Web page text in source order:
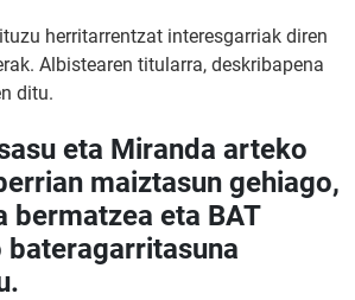
herritarrentzat interesgarriak diren
Albistearen titularra, deskribapena
ditu.
eta Miranda arteko
maiztasun gehiago,
bermatzea eta BAT